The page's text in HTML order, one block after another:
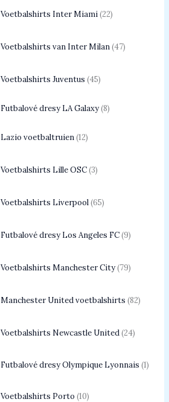
Voetbalshirts Inter Miami 22
Voetbalshirts van Inter Milan 47
Voetbalshirts Juventus 45
Futbalové dresy LA Galaxy 8
Lazio voetbaltruien 12
Voetbalshirts Lille OSC 3
Voetbalshirts Liverpool 65
Futbalové dresy Los Angeles FC 9
Voetbalshirts Manchester City 79
Manchester United voetbalshirts 82
Voetbalshirts Newcastle United 24
Futbalové dresy Olympique Lyonnais 1
Voetbalshirts Porto 10